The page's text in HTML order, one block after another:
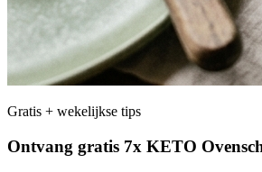
Gratis + wekelijkse tips
Ontvang gratis 7x KETO